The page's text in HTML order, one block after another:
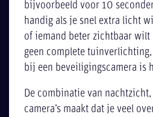
bijvoorbeeld voor 10
handig als je snel extra licht
of iemand beter zichtbaar wilt
geen complete
bij een beveiligingscamera is
De combinatie van
camera’s maakt dat je veel